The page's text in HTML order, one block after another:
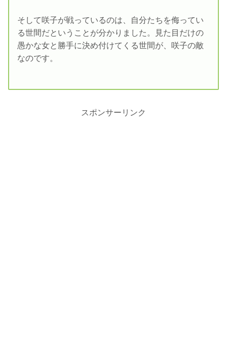
そして咲子が戦っているのは、自分たちを侮ってい
る世間だということが分かりました。見た目だけの
愚かな女と勝手に決め付けてくる世間が、咲子の敵
なのです。
スポンサーリンク